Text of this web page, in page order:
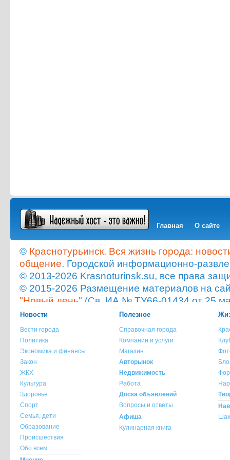
Главная О сайте
© Краснотурьинск. Вся жизнь города:
общение. Городской информационно-
© 2013-2026 Krasnoturinsk.su, все права
© 2015-2026 Размещение материалов на
"Новый день" (Св. ИА № ТУ66-01434 от 25
Мнение администрации сайта не всегда
опубликованного материала!
При копировании материала с сайта
ссылка на источник обязательна.
При использовании материала с сайта
указание источника и автора материала
По всем вопросам обращайтесь на
Новости
Вести города
Политика
Экономика и финансы
Закон
ЖКХ
Культура
Здоровье
Спорт
Семья, дети
Образование
Происшествия
Обо всем
Полезное
Справочная города
Компании и услуги
Магазин
Авторынок
Недвижимость
Работа
Доска объявлений
Вопросы и ответы
Афиша
Кулинарная книга